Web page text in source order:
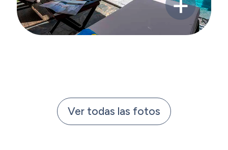
Ver todas las fotos